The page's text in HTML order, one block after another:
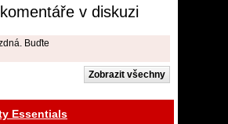
v diskuzi
Buďte
Essentials